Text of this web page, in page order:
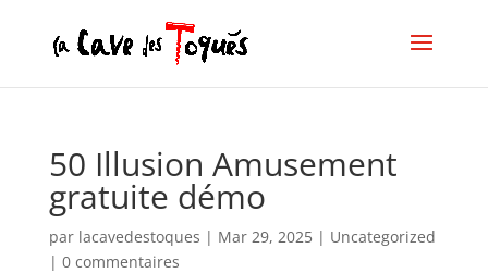
50 Illusion Amusement
gratuite démo
par lacavedestoques | Mar 29, 2025| Uncategorized
| 0 commentaires